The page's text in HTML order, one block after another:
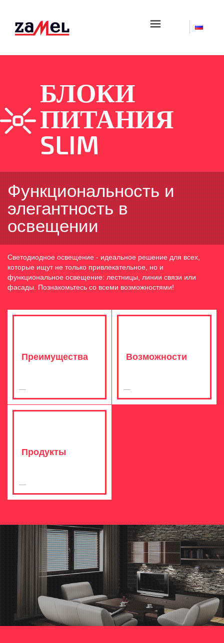
☰
БЛОКИ
ПИТАНИЯ
SLIM
Функциональность и
элегантность в
освещении
Светодиодное освещение - идеальное решение для всех,
которые ищут не только привлекательное, но и
функциональное освещение: лестницы, линии связи или
фасады. Познакомьтесь со всеми возможностями!
Преимущества Возможности
Продукты